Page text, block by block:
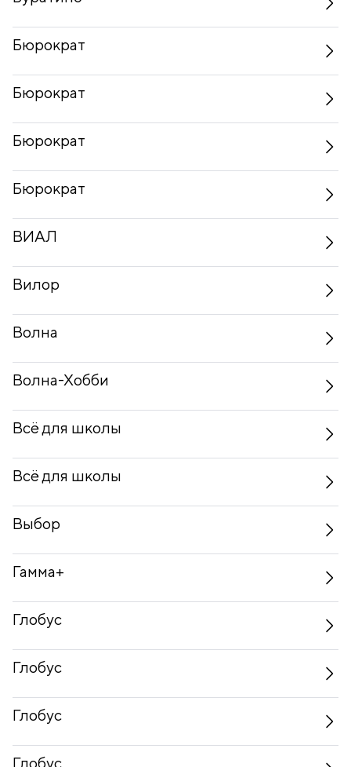
Бюрократ
Бюрократ
Бюрократ
Бюрократ
ВИАЛ
Вилор
Волна
Волна-Хобби
Всё для школы
Всё для школы
Выбор
Гамма+
Глобус
Глобус
Глобус
Глобус